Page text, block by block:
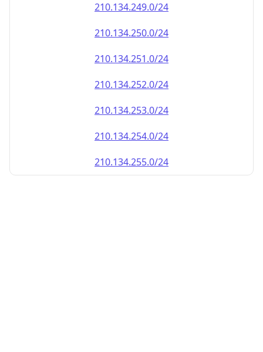
210.134.249.0/24
210.134.250.0/24
210.134.251.0/24
210.134.252.0/24
210.134.253.0/24
210.134.254.0/24
210.134.255.0/24